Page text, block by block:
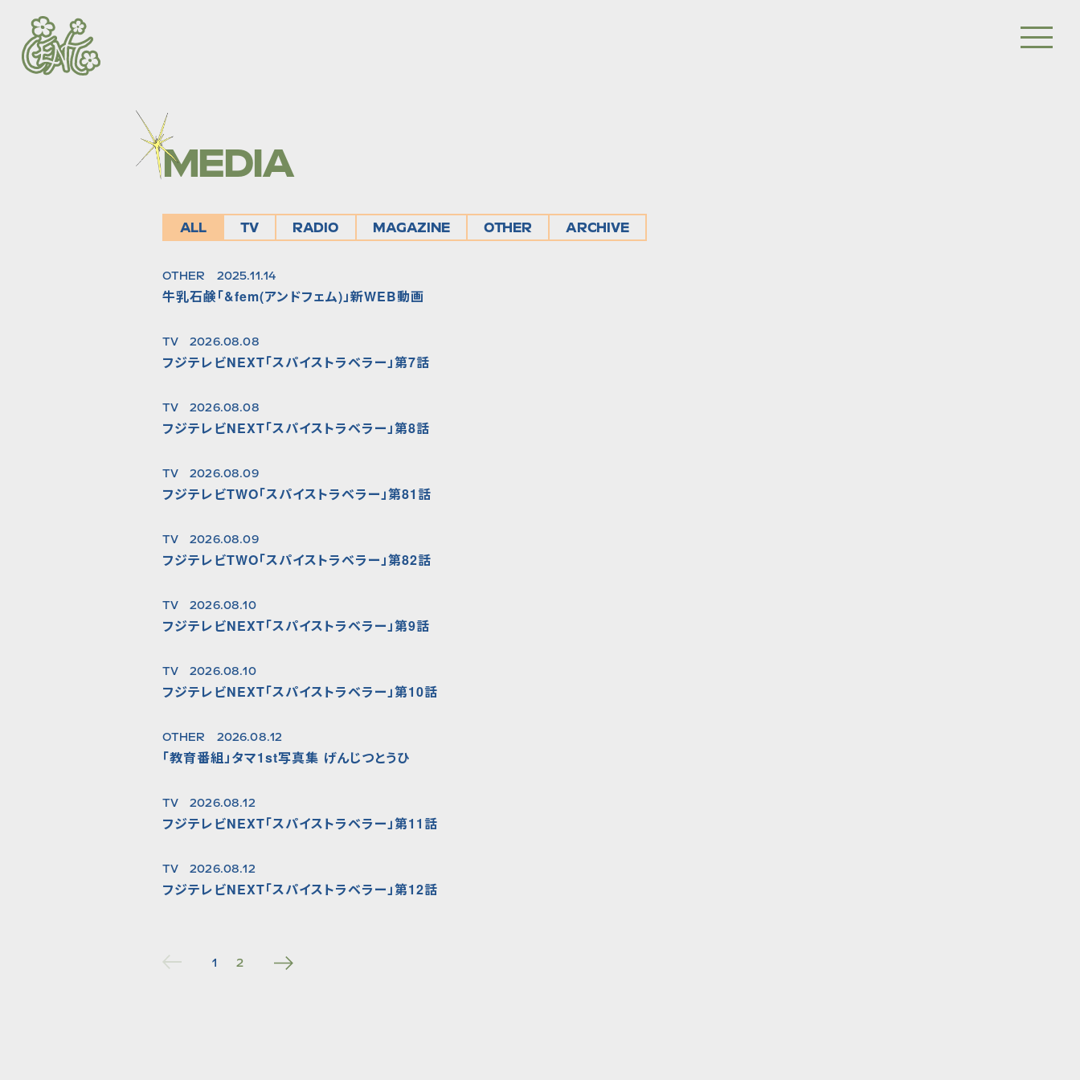
MEDIA
ALL TV RADIO MAGAZINE OTHER ARCHIVE
OTHER 2025.11.14
牛乳石鹸「&fem(アンドフェム)」新WEB動画
TV 2026.08.08
フジテレビNEXT「スパイストラベラー」第7話
TV 2026.08.08
フジテレビNEXT「スパイストラベラー」第8話
TV 2026.08.09
フジテレビTWO「スパイストラベラー」第81話
TV 2026.08.09
フジテレビTWO「スパイストラベラー」第82話
TV 2026.08.10
フジテレビNEXT「スパイストラベラー」第9話
TV 2026.08.10
フジテレビNEXT「スパイストラベラー」第10話
OTHER 2026.08.12
「教育番組」タマ1st写真集 げんじつとうひ
TV 2026.08.12
フジテレビNEXT「スパイストラベラー」第11話
TV 2026.08.12
フジテレビNEXT「スパイストラベラー」第12話
1 2